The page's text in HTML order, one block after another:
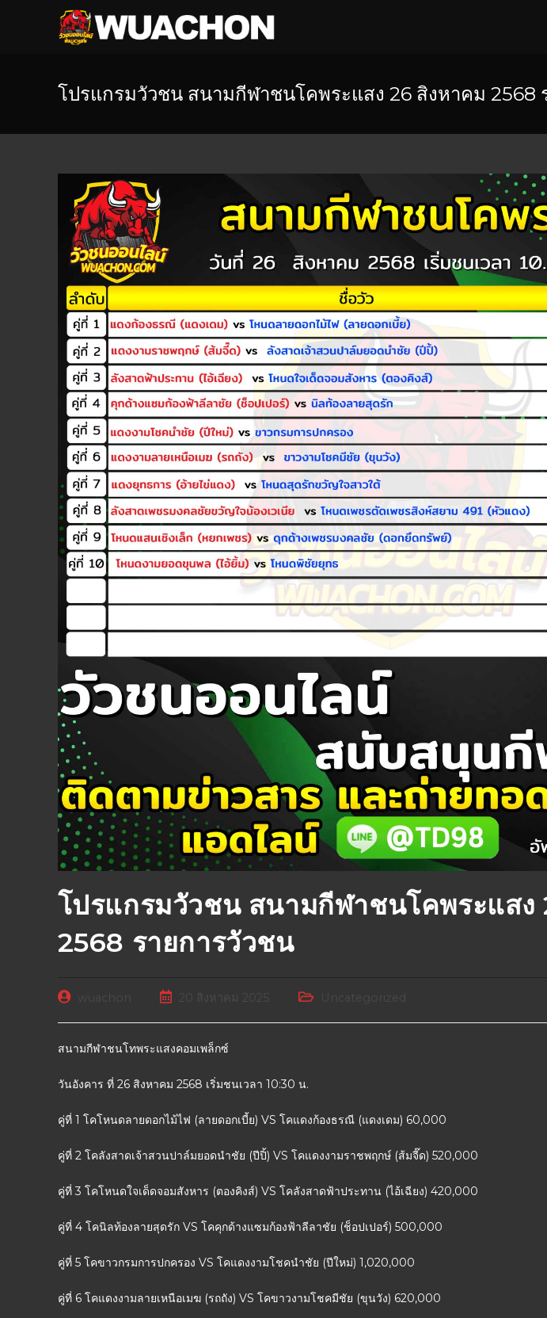
โปรแกรมวัวชน สนามกีฬาชนโคพระแสง 26 สิงหาคม 2568
โปรแกรมวัวชน สนามกีฬาชนโคพระแสง
2568 รายการวัวชน
Uncategorized
สนามกีฬาชนโทพระแสงคอมเพล็กซ์
วันอังคาร ที่ 26 สิงหาคม 2568 เริ่มชนเวลา 10:30 น.
คู่ที่ 1 โคโหนดลายดอกไม้ไฟ (ลายดอกเบี้ย) VS โคแดงก้องธรณี (แดงเดม) 60,000
คู่ที่ 2 โคลังสาดเจ้าสวนปาล์มยอดนำชัย (ปีปิ้) VS โคแดงงามราชพฤกษ์ (ส้มจี๊ด) 520,000
คู่ที่ 3 โคโหนดใจเด็ดจอมสังหาร (ตองคิงส์) VS โคลังสาดฟ้าประทาน (ไอ้เฉียง) 420,000
คู่ที่ 4 โคนิลท้องลายสุดรัก VS โคคุกด้างแซมก้องฟ้าลีลาชัย (ช็อปเปอร์) 500,000
คู่ที่ 5 โคขาวกรมการปกครอง VS โคแดงงามโชคนำชัย (ปีใหม่) 1,020,000
คู่ที่ 6 โคแดงงามลายเหนือเมฆ (รถถัง) VS โคขาวงามโชคมีชัย (ขุนวัง) 620,000